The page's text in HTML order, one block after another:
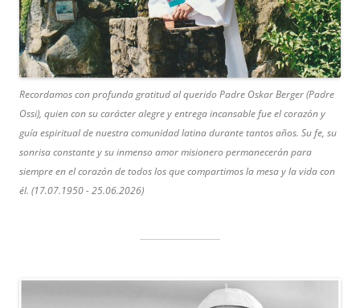
Recordamos con profunda gratitud al querido Padre Oskar Berger (Padre
Ossi), quien con su carácter alegre y entrega incansable fue el corazón y
guía espiritual de nuestra comunidad latina durante tantos años. Su fe, su
sonrisa constante y su inmenso amor misionero permanecerán para
siempre en el corazón de todos los que compartimos la mesa y la vida con
él. (17.07.1950 - 25.06.2026)